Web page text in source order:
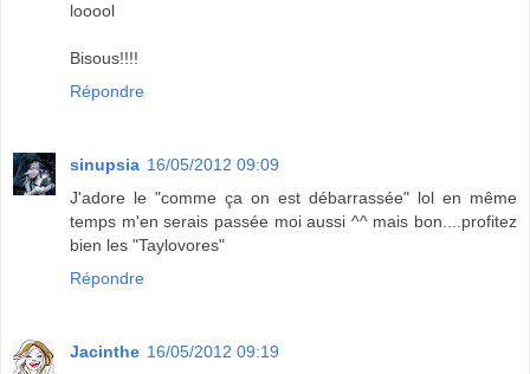
looool
Bisous!!!!
Répondre
sinupsia 16/05/2012 09:09
J'adore le "comme ça on est débarrassée" lol en même
temps m'en serais passée moi aussi ^^ mais bon....profitez
bien les "Taylovores"
Répondre
Jacinthe 16/05/2012 09:19